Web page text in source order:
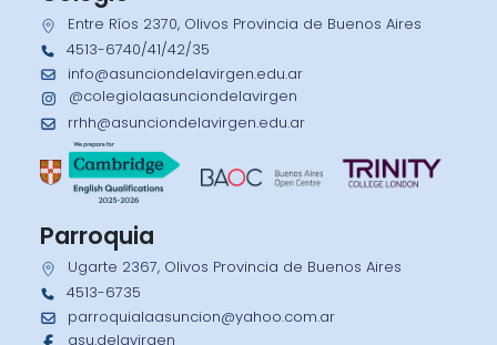
Entre Ríos 2370, Olivos Provincia de Buenos Aires
4513-6740/41/42/35
info@asunciondelavirgen.edu.ar
@colegiolaasunciondelavirgen
rrhh@asunciondelavirgen.edu.ar
Parroquia
Ugarte 2367, Olivos Provincia de Buenos Aires
4513-6735
parroquialaasuncion@yahoo.com.ar
asu.delavirgen